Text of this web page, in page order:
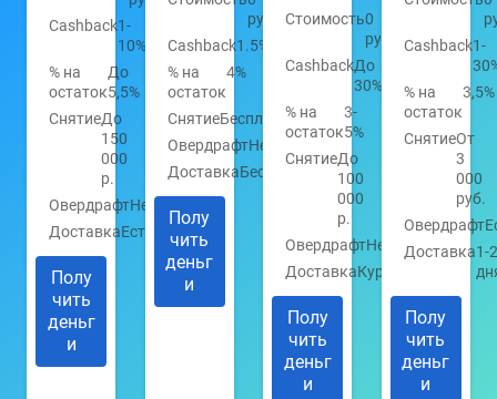
Cashback1-
10%
% на
остаток
До
5,5%
СнятиеДо
150
000
р.
ОвердрафтНет
ДоставкаЕсть
Полу
чить
деньг
и
руб.
Cashback1.5%
% на
остаток
4%
СнятиеБесплатно
ОвердрафтНет
ДоставкаБесплатно
Полу
чить
деньг
и
Стоимость0
руб.
CashbackДо
30%
% на
остаток
3-
5%
СнятиеДо
100
000
р.
ОвердрафтНет
ДоставкаКурьером
Полу
чить
деньг
и
Cashback1-
% на
остаток
3,5%
СнятиеОт
3
000
руб.
Овердрафт
Доставка1-2
Полу
чить
деньг
и